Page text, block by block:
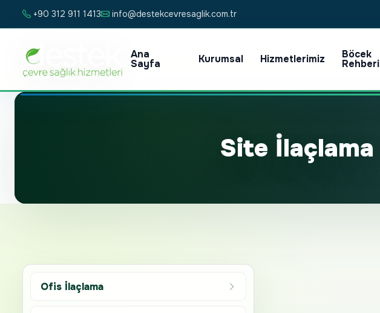
+90 312 911 1413 info@destekcevresaglik.com.tr
Ana
Sayfa Kurumsal Hizmetlerimiz Böcek
Rehberi
Site İlaçlama
Ofis İlaçlama